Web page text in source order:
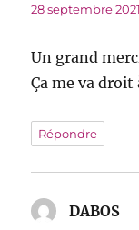
28 septembre
Un grand
Ça me va droit
Répondre
DABOS